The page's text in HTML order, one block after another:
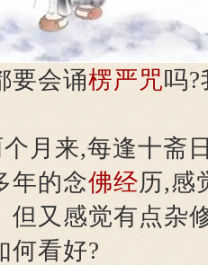
要会诵楞严咒吗
月来,每逢十斋
年的念佛经历,感
但又感觉有点杂
何看好?